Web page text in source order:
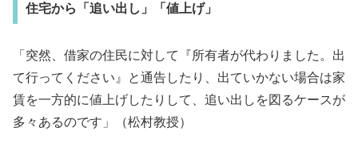
住宅から「追い出し」「値上げ」
「突然、借家の住民に対して『所有者が代わりました。出
て行ってください』と通告したり、出ていかない場合は家
賃を一方的に値上げしたりして、追い出しを図るケースが
多々あるのです」（松村教授）